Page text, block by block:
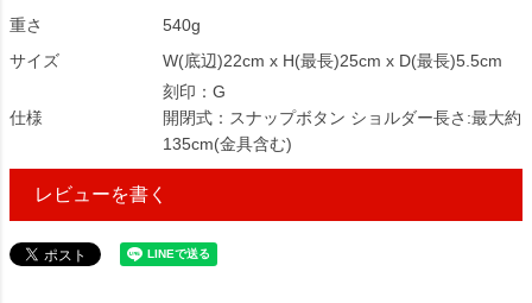
重さ
540g
サイズ
W(底辺)22cm x H(最長)25cm x D(最長)5.5cm
仕様
刻印：G
開閉式：スナップボタン ショルダー長さ:最大約
135cm(金具含む)
レビューを書く